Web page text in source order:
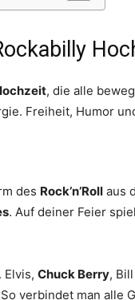
, die alle
Freiheit, Humor
des Rock’n’Roll aus
. Auf deiner Feier
Elvis, Chuck Berry,
verbindet man alle